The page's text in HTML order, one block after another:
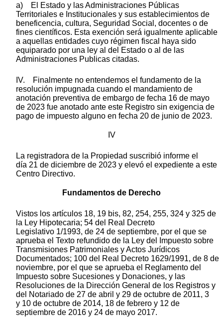
a) El Estado y las Administraciones Públicas
Territoriales e Institucionales y sus establecimientos de
beneficencia, cultura, Seguridad Social, docentes o de
fines científicos. Esta exención será igualmente aplicable
a aquellas entidades cuyo régimen fiscal haya sido
equiparado por una ley al del Estado o al de las
Administraciones Publicas citadas.
IV. Finalmente no entendemos el fundamento de la
resolución impugnada cuando el mandamiento de
anotación preventiva de embargo de fecha 16 de mayo
de 2023 fue anotado ante este Registro sin exigencia de
pago de impuesto alguno en fecha 20 de junio de 2023.
IV
La registradora de la Propiedad suscribió informe el
día 21 de diciembre de 2023 y elevó el expediente a este
Centro Directivo.
Fundamentos de Derecho
Vistos los artículos 18, 19 bis, 82, 254, 255, 324 y 325 de
la Ley Hipotecaria; 54 del Real Decreto
Legislativo 1/1993, de 24 de septiembre, por el que se
aprueba el Texto refundido de la Ley del Impuesto sobre
Transmisiones Patrimoniales y Actos Jurídicos
Documentados; 100 del Real Decreto 1629/1991, de 8 de
noviembre, por el que se aprueba el Reglamento del
Impuesto sobre Sucesiones y Donaciones, y las
Resoluciones de la Dirección General de los Registros y
del Notariado de 27 de abril y 29 de octubre de 2011, 3
y 10 de octubre de 2014, 18 de febrero y 12 de
septiembre de 2016 y 24 de mayo 2017.